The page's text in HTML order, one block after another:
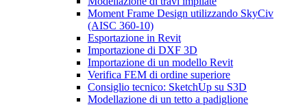
Moment Frame Design utilizzando SkyCiv
(AISC 360-10)
Esportazione in Revit
Importazione di DXF 3D
Importazione di un modello Revit
Verifica FEM di ordine superiore
Consiglio tecnico: SketchUp su S3D
Modellazione di un tetto a padiglione